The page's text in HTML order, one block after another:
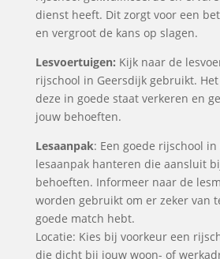
dienst heeft. Dit zorgt voor een
en vergroot de kans op slagen.
Lesvoertuigen: Kijk naar de
rijschool in Geersdijk gebruikt.
deze in goede staat verkeren en
jouw behoeften.
Lesaanpak: Een goede rijschool
lesaanpak hanteren die aansluit
behoeften. Informeer naar de
worden gebruikt om er zeker van
goede match hebt.
Locatie: Kies bij voorkeur een
die dicht bij jouw woon- of